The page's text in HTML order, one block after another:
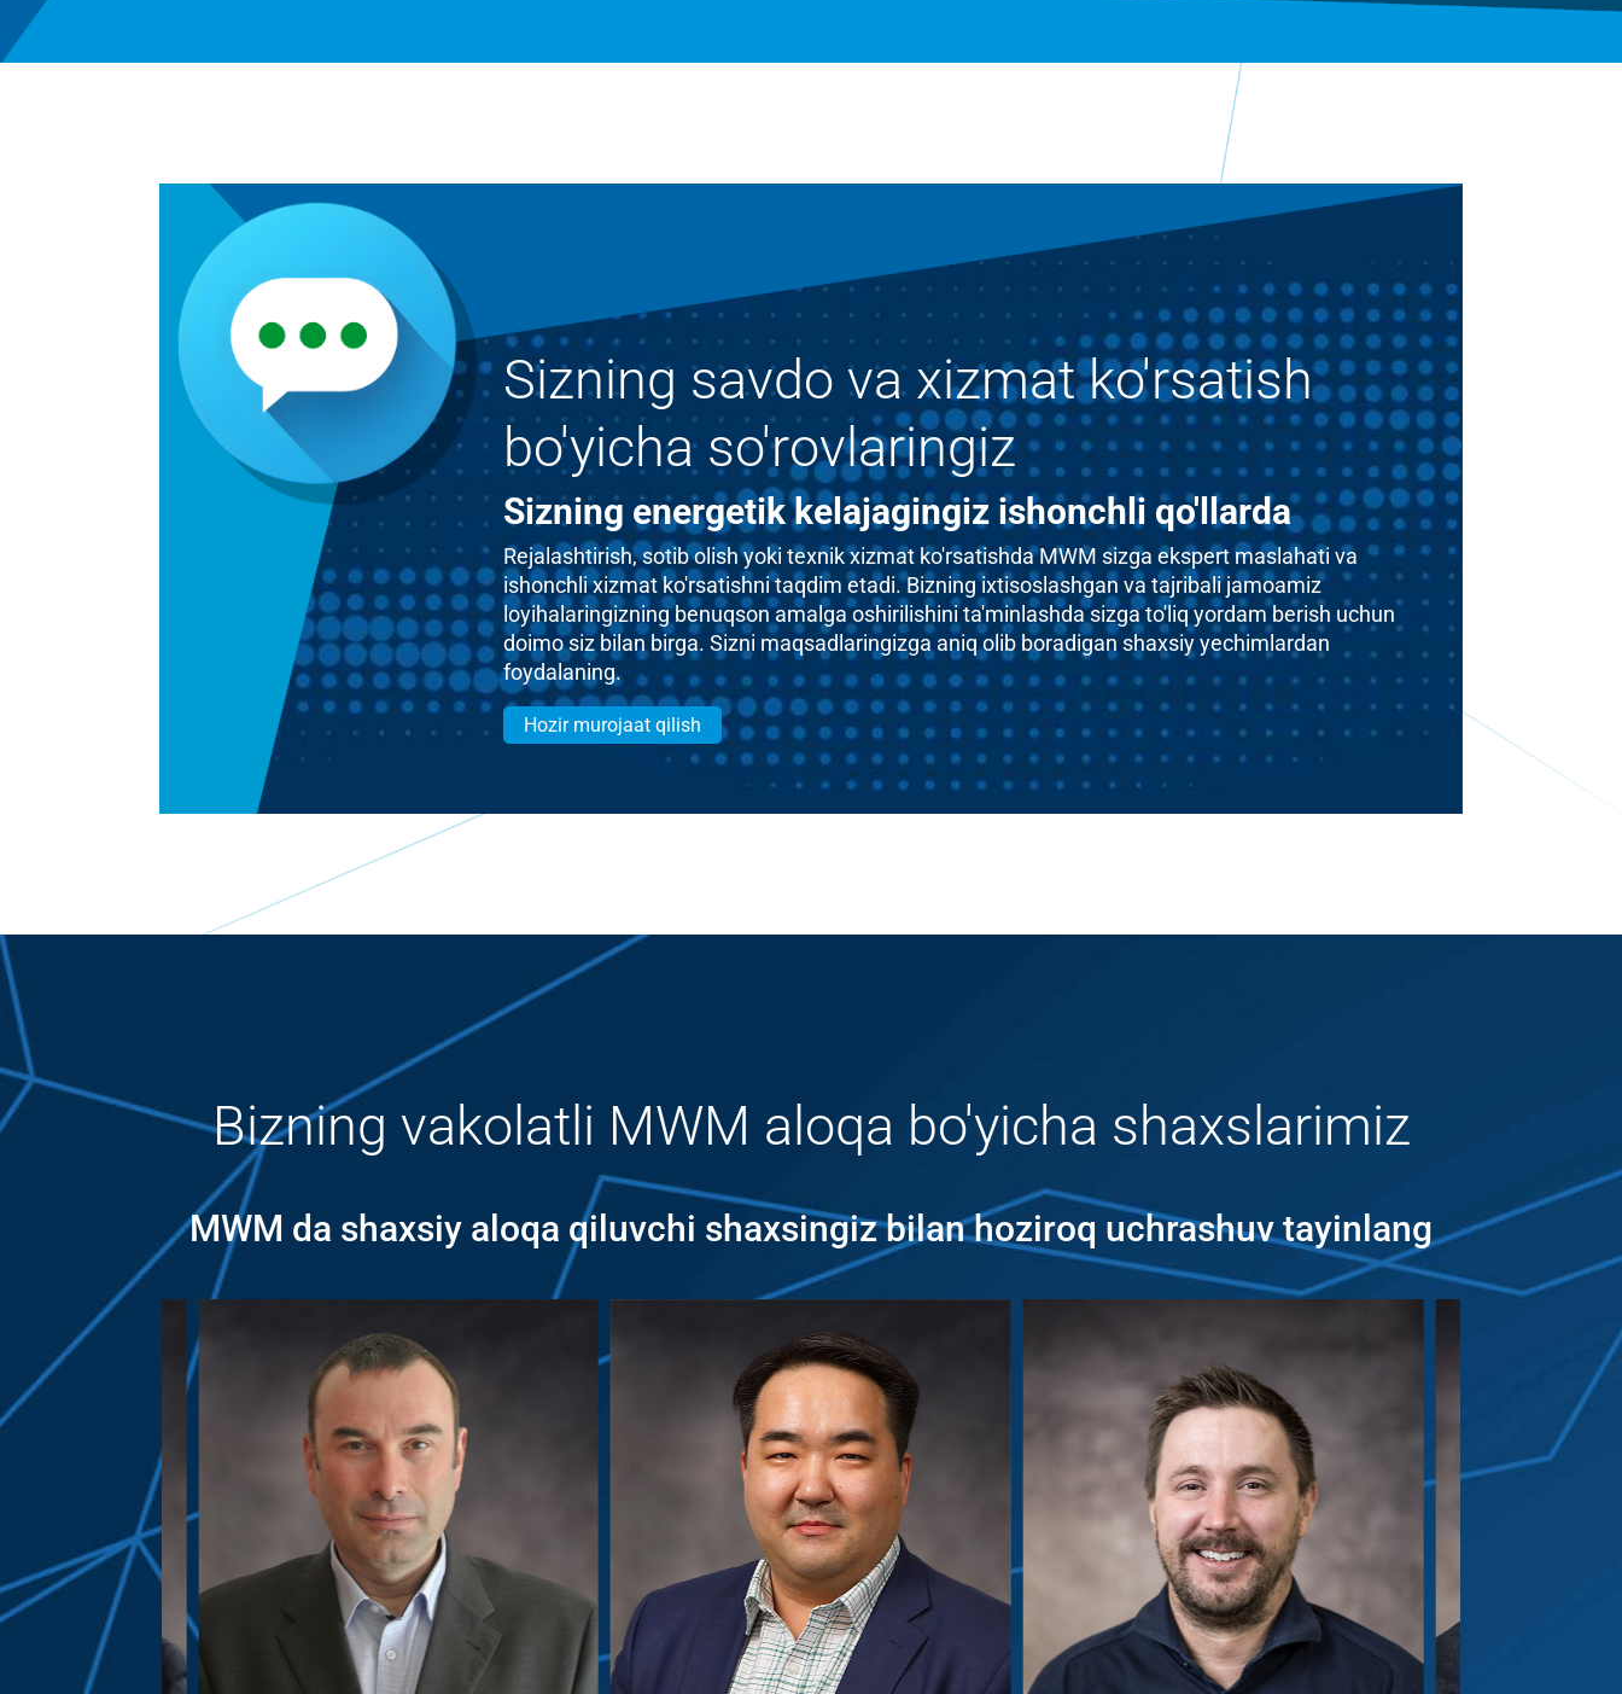
Sizning savdo va xizmat ko'rsatish
bo'yicha so'rovlaringiz
Sizning energetik kelajagingiz ishonchli qo'llarda
Rejalashtirish, sotib olish yoki texnik xizmat ko'rsatishda MWM sizga ekspert maslahati va
ishonchli xizmat ko'rsatishni taqdim etadi. Bizning ixtisoslashgan va tajribali jamoamiz
loyihalaringizning benuqson amalga oshirilishini ta'minlashda sizga to'liq yordam berish uchun
doimo siz bilan birga. Sizni maqsadlaringizga aniq olib boradigan shaxsiy yechimlardan
foydalaning.
Hozir murojaat qilish
Bizning vakolatli MWM aloqa bo'yicha shaxslarimiz
MWM da shaxsiy aloqa qiluvchi shaxsingiz bilan hoziroq uchrashuv tayinlang